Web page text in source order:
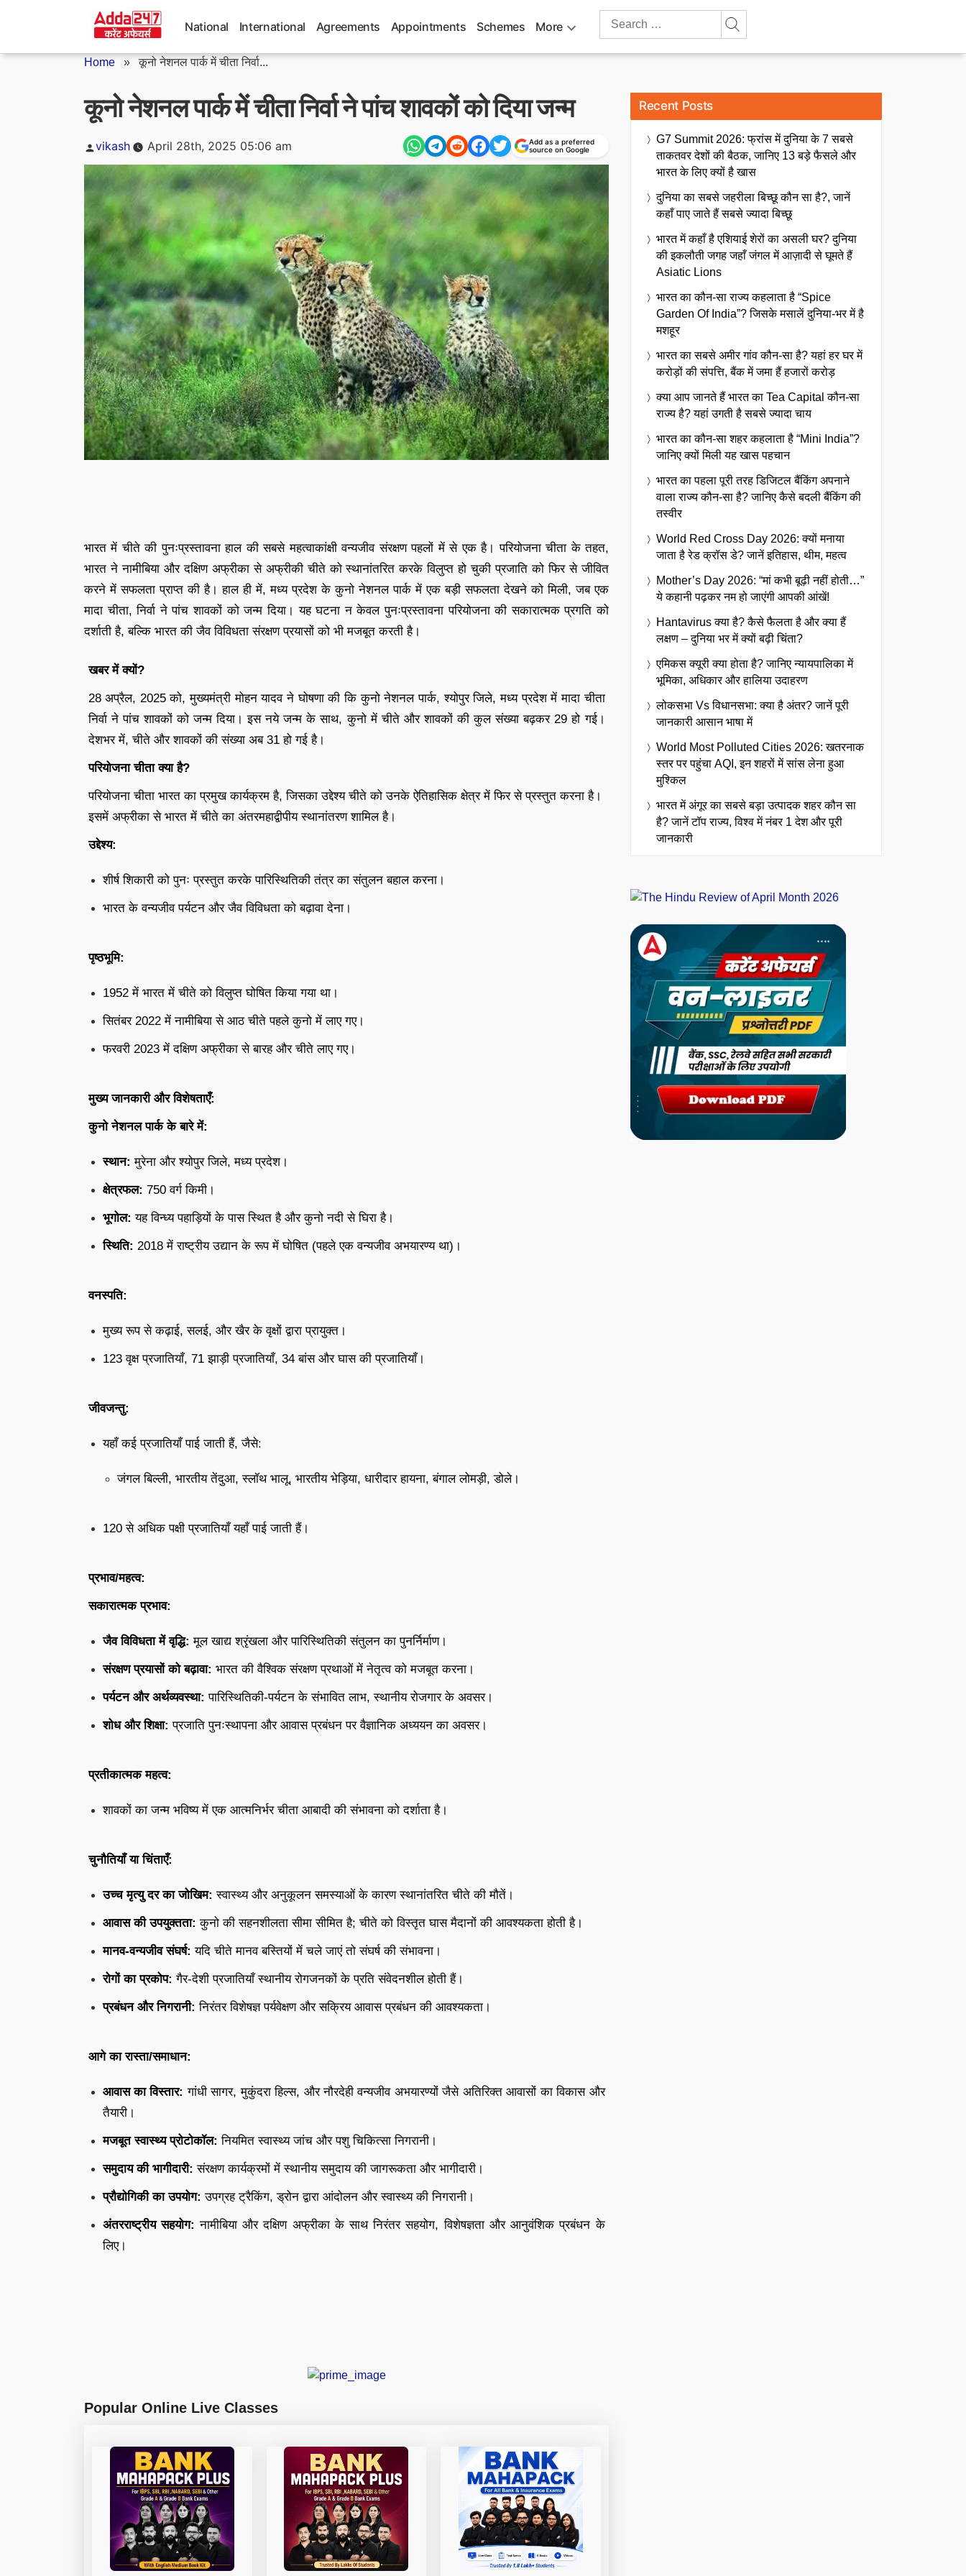
National International Agreements Appointments Schemes More
Search
Home »कूनो नेशनल पार्क में चीता निर्वा...
कूनो नेशनल पार्क में चीता निर्वा ने पांच शावकों को दिया जन्म
Posted
vikash April 28th, 2025 05:06 am
Add as a preferred
source on Google
भारत में चीते की पुनःप्रस्तावना हाल की सबसे महत्वाकांक्षी वन्यजीव संरक्षण पहलों में से एक है। परियोजना चीता के तहत,
भारत ने नामीबिया और दक्षिण अफ्रीका से अफ्रीकी चीते को स्थानांतरित करके विलुप्त हो चुकी प्रजाति को फिर से जीवित
करने में सफलता प्राप्त की है। हाल ही में, मध्य प्रदेश के कुनो नेशनल पार्क में एक बड़ी सफलता देखने को मिली, जब एक
मादा चीता, निर्वा ने पांच शावकों को जन्म दिया। यह घटना न केवल पुनःप्रस्तावना परियोजना की सकारात्मक प्रगति को
दर्शाती है, बल्कि भारत की जैव विविधता संरक्षण प्रयासों को भी मजबूत करती है।
खबर में क्यों?
28 अप्रैल, 2025 को, मुख्यमंत्री मोहन यादव ने घोषणा की कि कुनो नेशनल पार्क, श्योपुर जिले, मध्य प्रदेश में मादा चीता
निर्वा ने पांच शावकों को जन्म दिया। इस नये जन्म के साथ, कुनो में चीते और शावकों की कुल संख्या बढ़कर 29 हो गई।
देशभर में, चीते और शावकों की संख्या अब 31 हो गई है।
परियोजना चीता क्या है?
परियोजना चीता भारत का प्रमुख कार्यक्रम है, जिसका उद्देश्य चीते को उनके ऐतिहासिक क्षेत्र में फिर से प्रस्तुत करना है।
इसमें अफ्रीका से भारत में चीते का अंतरमहाद्वीपीय स्थानांतरण शामिल है।
उद्देश्य:
शीर्ष शिकारी को पुनः प्रस्तुत करके पारिस्थितिकी तंत्र का संतुलन बहाल करना।
भारत के वन्यजीव पर्यटन और जैव विविधता को बढ़ावा देना।
पृष्ठभूमि:
1952 में भारत में चीते को विलुप्त घोषित किया गया था।
सितंबर 2022 में नामीबिया से आठ चीते पहले कुनो में लाए गए।
फरवरी 2023 में दक्षिण अफ्रीका से बारह और चीते लाए गए।
मुख्य जानकारी और विशेषताएँ:
कुनो नेशनल पार्क के बारे में:
स्थान: मुरेना और श्योपुर जिले, मध्य प्रदेश।
क्षेत्रफल: 750 वर्ग किमी।
भूगोल: यह विन्ध्य पहाड़ियों के पास स्थित है और कुनो नदी से घिरा है।
स्थिति: 2018 में राष्ट्रीय उद्यान के रूप में घोषित (पहले एक वन्यजीव अभयारण्य था)।
वनस्पति:
मुख्य रूप से कढ़ाई, सलई, और खैर के वृक्षों द्वारा प्रायुक्त।
123 वृक्ष प्रजातियाँ, 71 झाड़ी प्रजातियाँ, 34 बांस और घास की प्रजातियाँ।
जीवजन्तु:
यहाँ कई प्रजातियाँ पाई जाती हैं, जैसे:
जंगल बिल्ली, भारतीय तेंदुआ, स्लॉथ भालू, भारतीय भेड़िया, धारीदार हायना, बंगाल लोमड़ी, डोले।
120 से अधिक पक्षी प्रजातियाँ यहाँ पाई जाती हैं।
प्रभाव/महत्व:
सकारात्मक प्रभाव:
जैव विविधता में वृद्धि: मूल खाद्य श्रृंखला और पारिस्थितिकी संतुलन का पुनर्निर्माण।
संरक्षण प्रयासों को बढ़ावा: भारत की वैश्विक संरक्षण प्रथाओं में नेतृत्व को मजबूत करना।
पर्यटन और अर्थव्यवस्था: पारिस्थितिकी-पर्यटन के संभावित लाभ, स्थानीय रोजगार के अवसर।
शोध और शिक्षा: प्रजाति पुनःस्थापना और आवास प्रबंधन पर वैज्ञानिक अध्ययन का अवसर।
प्रतीकात्मक महत्व:
शावकों का जन्म भविष्य में एक आत्मनिर्भर चीता आबादी की संभावना को दर्शाता है।
चुनौतियाँ या चिंताएँ:
उच्च मृत्यु दर का जोखिम: स्वास्थ्य और अनुकूलन समस्याओं के कारण स्थानांतरित चीते की मौतें।
आवास की उपयुक्तता: कुनो की सहनशीलता सीमा सीमित है; चीते को विस्तृत घास मैदानों की आवश्यकता होती है।
मानव-वन्यजीव संघर्ष: यदि चीते मानव बस्तियों में चले जाएं तो संघर्ष की संभावना।
रोगों का प्रकोप: गैर-देशी प्रजातियाँ स्थानीय रोगजनकों के प्रति संवेदनशील होती हैं।
प्रबंधन और निगरानी: निरंतर विशेषज्ञ पर्यवेक्षण और सक्रिय आवास प्रबंधन की आवश्यकता।
आगे का रास्ता/समाधान:
आवास का विस्तार: गांधी सागर, मुकुंदरा हिल्स, और नौरदेही वन्यजीव अभयारण्यों जैसे अतिरिक्त आवासों का विकास और
तैयारी।
मजबूत स्वास्थ्य प्रोटोकॉल: नियमित स्वास्थ्य जांच और पशु चिकित्सा निगरानी।
समुदाय की भागीदारी: संरक्षण कार्यक्रमों में स्थानीय समुदाय की जागरूकता और भागीदारी।
प्रौद्योगिकी का उपयोग: उपग्रह ट्रैकिंग, ड्रोन द्वारा आंदोलन और स्वास्थ्य की निगरानी।
अंतरराष्ट्रीय सहयोग: नामीबिया और दक्षिण अफ्रीका के साथ निरंतर सहयोग, विशेषज्ञता और आनुवंशिक प्रबंधन के
लिए।
Popular Online Live Classes
Recent Posts
G7 Summit 2026: फ्रांस में दुनिया के 7 सबसे
ताकतवर देशों की बैठक, जानिए 13 बड़े फैसले और
भारत के लिए क्यों है खास
दुनिया का सबसे जहरीला बिच्छू कौन सा है?, जानें
कहाँ पाए जाते हैं सबसे ज्यादा बिच्छू
भारत में कहाँ है एशियाई शेरों का असली घर? दुनिया
की इकलौती जगह जहाँ जंगल में आज़ादी से घूमते हैं
Asiatic Lions
भारत का कौन-सा राज्य कहलाता है “Spice
Garden Of India”? जिसके मसालें दुनिया-भर में है
मशहूर
भारत का सबसे अमीर गांव कौन-सा है? यहां हर घर में
करोड़ों की संपत्ति, बैंक में जमा हैं हजारों करोड़
क्या आप जानते हैं भारत का Tea Capital कौन-सा
राज्य है? यहां उगती है सबसे ज्यादा चाय
भारत का कौन-सा शहर कहलाता है “Mini India”?
जानिए क्यों मिली यह खास पहचान
भारत का पहला पूरी तरह डिजिटल बैंकिंग अपनाने
वाला राज्य कौन-सा है? जानिए कैसे बदली बैंकिंग की
तस्वीर
World Red Cross Day 2026: क्यों मनाया
जाता है रेड क्रॉस डे? जानें इतिहास, थीम, महत्व
Mother’s Day 2026: “मां कभी बूढ़ी नहीं होती…”
ये कहानी पढ़कर नम हो जाएंगी आपकी आंखें!
Hantavirus क्या है? कैसे फैलता है और क्या हैं
लक्षण – दुनिया भर में क्यों बढ़ी चिंता?
एमिकस क्यूरी क्या होता है? जानिए न्यायपालिका में
भूमिका, अधिकार और हालिया उदाहरण
लोकसभा Vs विधानसभा: क्या है अंतर? जानें पूरी
जानकारी आसान भाषा में
World Most Polluted Cities 2026: खतरनाक
स्तर पर पहुंचा AQI, इन शहरों में सांस लेना हुआ
मुश्किल
भारत में अंगूर का सबसे बड़ा उत्पादक शहर कौन सा
है? जानें टॉप राज्य, विश्व में नंबर 1 देश और पूरी
जानकारी